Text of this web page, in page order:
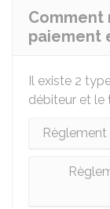
paiement
Il existe 2
débiteur et le